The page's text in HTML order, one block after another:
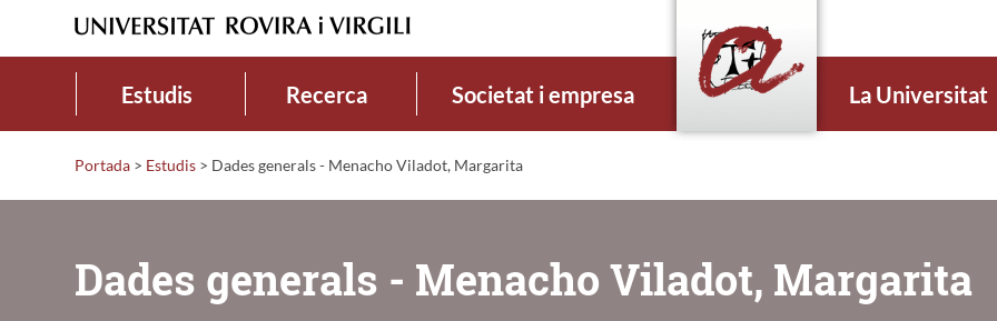
Estudis Recerca Societat i empresa La Universitat
Portada > Estudis > Dades generals - Menacho Viladot, Margarita
Dades generals - Menacho Viladot, Margarita